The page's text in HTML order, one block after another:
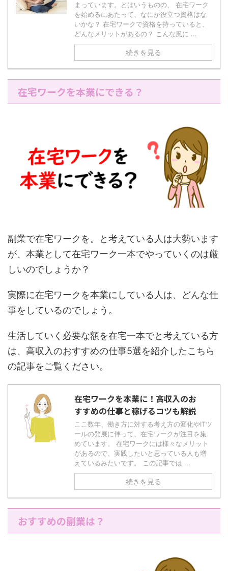
まっています。とはいうものの、 在宅ワーク
を始めるにあたって、なにか役立つ資格はな
いかな？ 在宅ワークで資格を持っていると、
どんなメリットがあるの？ こんな風に ...
続きを見る
在宅ワークを本業にできる？
副業で在宅ワークを。と考えている人は大勢います
が、本業として在宅ワーク一本でやっていくのは厳
しいのでしょうか？
実際に在宅ワークを本業にしている人は、どんな仕
事をしているのでしょう。
生活していく必要な額を在宅一本でと考えている方
は、高収入のおすすめの仕事5選を紹介したこちら
の記事をご覧ください。
在宅ワークを本業に！高収入のお
すすめの仕事と稼げるコツも解説
ここ数年、働き方に対する考え方の変化やITツ
ールの発展に伴って、在宅ワークが注目を集
めています。 在宅ワークには様々なメリット
があるので、実践したいと思っている人も増
えているみたいです。 この記事では ...
続きを見る
おすすめの副業は？